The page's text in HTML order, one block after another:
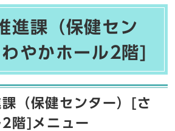
進課（保健セン
やかホール2階]
（保健センター）[さ
階]メニュー